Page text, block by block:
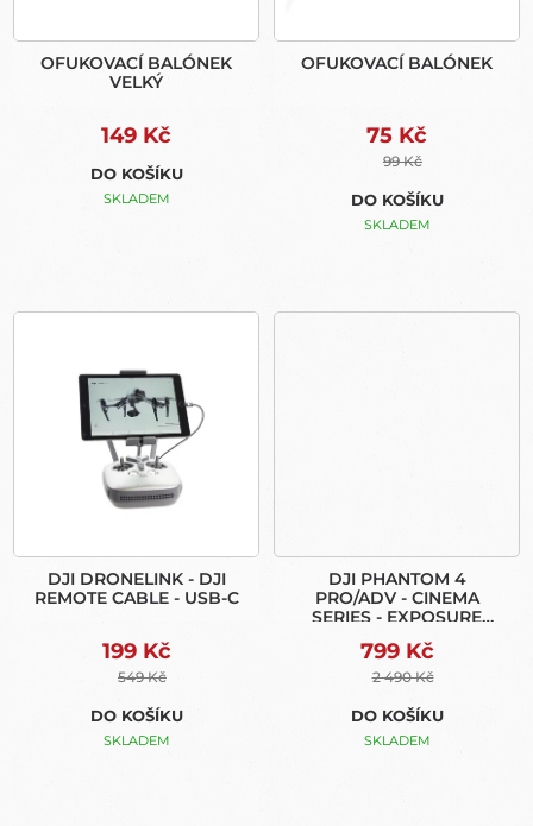
U
OFUKOVACÍ BALÓNEK
VELKÝ
149 Kč
DO KOŠÍKU
SKLADEM
OFUKOVACÍ BALÓNEK
75 Kč
99 Kč
DO KOŠÍKU
SKLADEM
DJI DRONELINK - DJI
REMOTE CABLE - USB-C
199 Kč
549 Kč
DO KOŠÍKU
SKLADEM
DJI PHANTOM 4
PRO/ADV - CINEMA
SERIES - EXPOSURE
799 Kč
2 490 Kč
DO KOŠÍKU
SKLADEM